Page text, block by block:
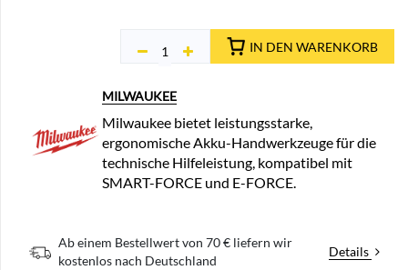
IN DEN WARENKORB
MILWAUKEE
Milwaukee bietet leistungsstarke,
ergonomische Akku-Handwerkzeuge für die
technische Hilfeleistung, kompatibel mit
SMART-FORCE und E-FORCE.
Ab einem Bestellwert von 70 € liefern wir
kostenlos nach Deutschland
Details